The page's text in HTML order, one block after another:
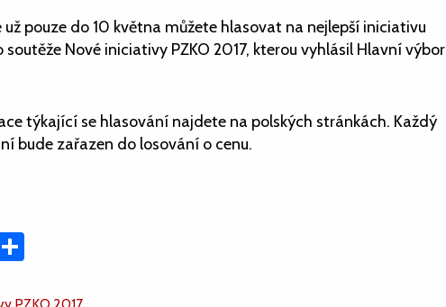
už pouze do 10 května můžete hlasovat na nejlepší iniciativu
Nové iniciativy PZKO 2017, kterou vyhlásil Hlavní výbor
týkající se hlasování najdete na polských stránkách. Každý
bude zařazen do losování o cenu.